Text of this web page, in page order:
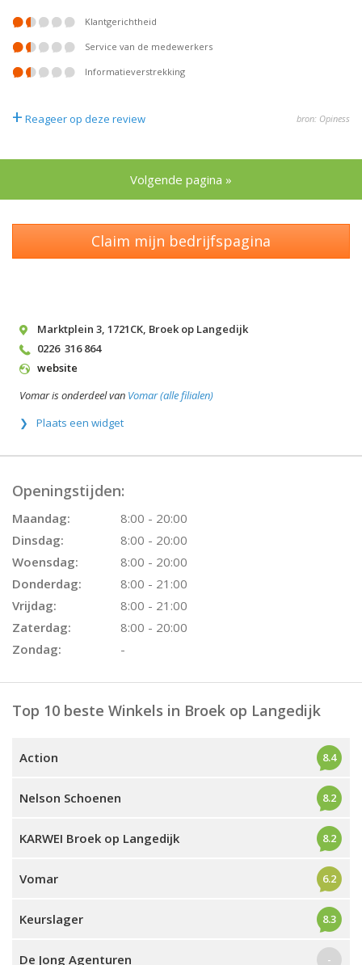
klantgerichtheid
service van de medewerkers
informatieverstrekking
+ Reageer op deze review bron: Opiness
Volgende pagina »
Claim mijn bedrijfspagina
Marktplein 3, 1721CK, Broek op Langedijk
0226  316 864
website
Vomar is onderdeel van Vomar (alle filialen)
Plaats een widget
Openingstijden:
Maandag:
8:00 - 20:00
Dinsdag:
8:00 - 20:00
Woensdag:
8:00 - 20:00
Donderdag:
8:00 - 21:00
Vrijdag:
8:00 - 21:00
Zaterdag:
8:00 - 20:00
Zondag:
-
Top 10 beste Winkels in Broek op Langedijk
Action 8.4
Nelson Schoenen 8.2
KARWEI Broek op Langedijk 8.2
Vomar 6.2
Keurslager 8.3
De Jong Agenturen -